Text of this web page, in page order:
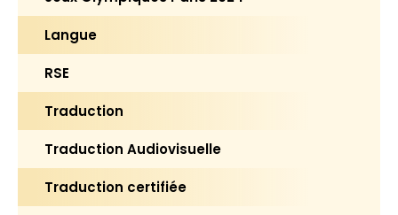
Langue
RSE
Traduction
Traduction Audiovisuelle
Traduction certifiée